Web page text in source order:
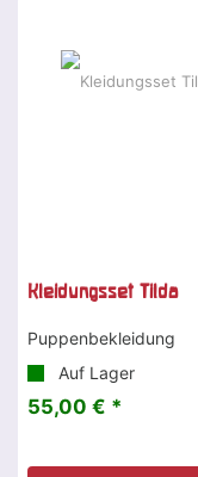
Kleidungsset Tilda
Puppenbekleidung
Auf Lager
55,00 € *